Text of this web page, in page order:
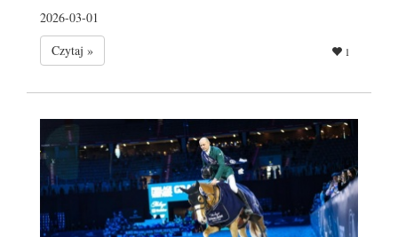
2026-03-01
Czytaj »
1